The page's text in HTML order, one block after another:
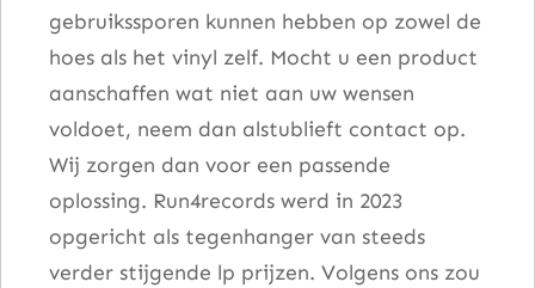
gebruikssporen kunnen hebben op zowel de
hoes als het vinyl zelf. Mocht u een product
aanschaffen wat niet aan uw wensen
voldoet, neem dan alstublieft contact op.
Wij zorgen dan voor een passende
oplossing. Run4records werd in 2023
opgericht als tegenhanger van steeds
verder stijgende lp prijzen. Volgens ons zou